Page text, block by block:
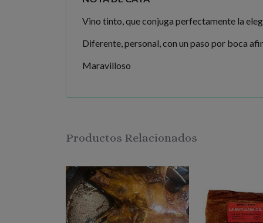
Vino tinto, que conjuga perfectamente la
Diferente, personal, con un paso por boca
Maravilloso
Productos Relacionados